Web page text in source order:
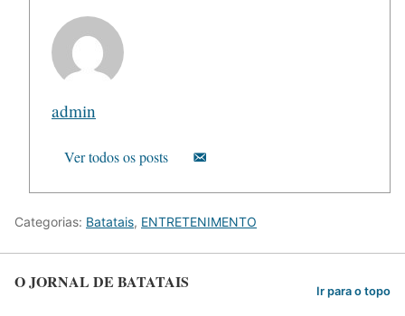
admin
Ver todos os posts
Categorias: Batatais, ENTRETENIMENTO
O JORNAL DE BATATAIS Ir para o topo